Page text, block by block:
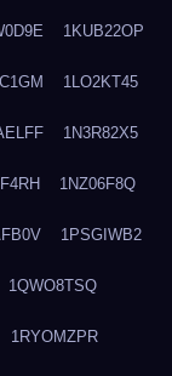
1KUB22OP
1LO2KT45
1N3R82X5
1NZ06F8Q
1PSGIWB2
1QWO8TSQ
1RYOMZPR